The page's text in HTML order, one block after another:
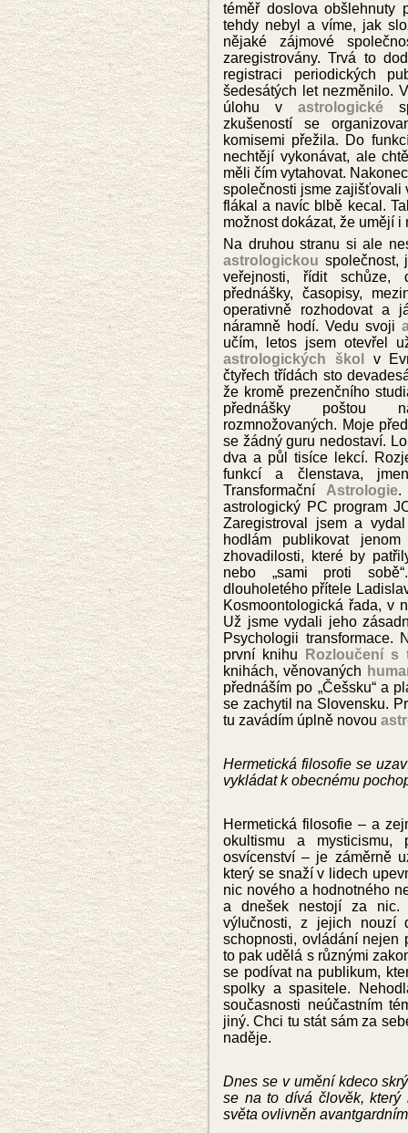
téměř doslova obšlehnuty
tehdy nebyl a víme, jak
nějaké zájmové
zaregistrovány. Trvá to
registraci periodických
šedesátých let nezměnilo.
úlohu v astrologické
zkušeností se
komisemi přežila. Do
nechtějí vykonávat, ale
měli čím vytahovat.
společnosti jsme zajišťovali
flákal a navíc blbě kecal.
možnost dokázat, že umějí
Na druhou stranu si ale
astrologickou společnost,
veřejnosti, řídit schůze,
přednášky, časopisy,
operativně rozhodovat
náramně hodí. Vedu svoji
učím, letos jsem otevřel
astrologických škol
v
čtyřech třídách sto
že kromě prezenčního
přednášky poštou
rozmnožovaných. Moje
se žádný guru nedostaví.
dva a půl tisíce lekcí.
funkcí a členstava,
Transformační
Astrologie.
astrologický PC program
Zaregistroval jsem a
hodlám publikovat
zhovadilosti, které by
nebo „sami proti
dlouholetého přítele
Kosmoontologická řada, v
Už jsme vydali jeho
Psychologii transformace.
první knihu
Rozloučení s
knihách, věnovaných
přednáším po „Češsku“ a
se zachytil na Slovensku.
tu zavádím úplně novou
Hermetická filosofie se
vykládat k obecnému
Hermetická filosofie – a
okultismu a mysticismu,
osvícenství – je záměrně
který se snaží v lidech
nic nového a hodnotného
a dnešek nestojí za nic.
výlučnosti, z jejich nouzí
schopnosti, ovládání nejen
to pak udělá s různými
se podívat na publikum,
spolky a spasitele.
současnosti neúčastním
jiný. Chci tu stát sám za
naděje.
Dnes se v umění kdeco
se na to dívá člověk, který
světa ovlivněn